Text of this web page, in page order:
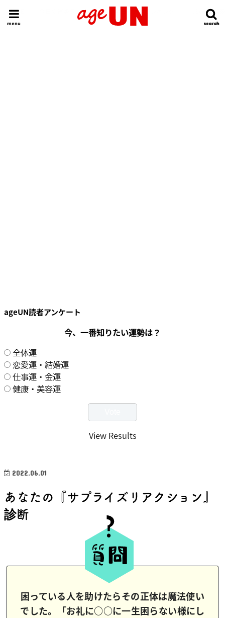
search
search
menu
HOME 今日の運勢ランキング 明日の運勢ランキング 今週の運勢
ageUN読者アンケート
今、一番知りたい運勢は？
全体運
恋愛運・結婚運
仕事運・金運
健康・美容運
View Results
2022.06.01
あなたの『サプライズリアクション』
診断
困っている人を助けたらその正体は魔法使い
でした。「お礼に○○に一生困らない様にし